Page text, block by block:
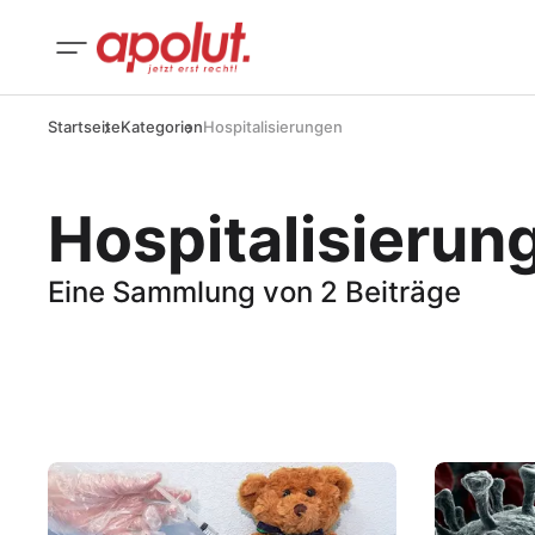
StartseiteKategorienHospitalisierungen
Eine Sammlung von 2 Beiträge